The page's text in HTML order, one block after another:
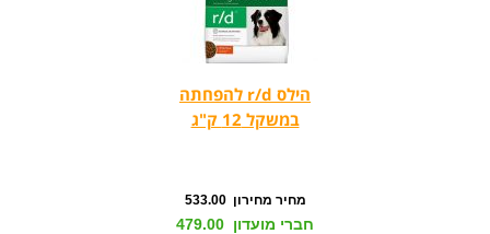
הילס r/d להפחתה
במשקל 12 ק"ג
מחיר מחירון 533.00
חברי מועדון 479.00